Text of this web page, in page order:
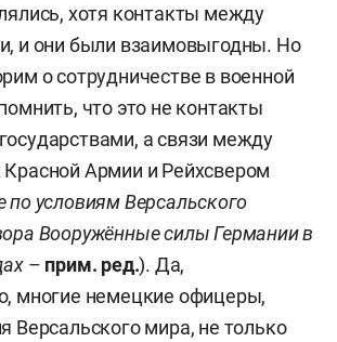
хотя контакты между
и они были взаимовыгодны. Но
о сотрудничестве в военной
что это не контакты
а связи между
Красной Армии и Рейхсвером
по условиям Версальского
Вооружённые силы Германии в
– прим. ред.). Да,
многие немецкие офицеры,
Версальского мира, не только